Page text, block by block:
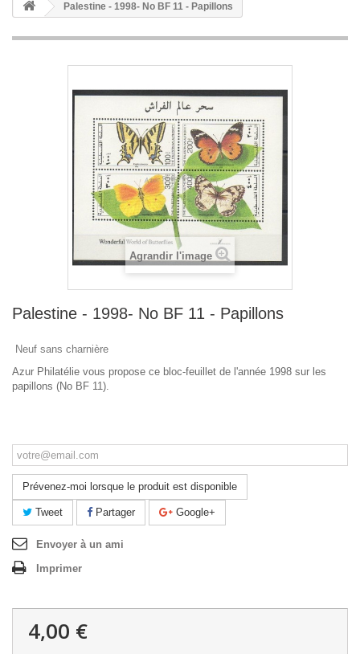
Palestine - 1998- No BF 11 - Papillons
Agrandir l'image
Palestine - 1998- No BF 11 - Papillons
Neuf sans charnière
Azur Philatélie vous propose ce bloc-feuillet de l'année 1998 sur les
papillons (No BF 11).
Prévenez-moi lorsque le produit est disponible
Tweet Partager Google+
Envoyer à un ami
Imprimer
4,00 €